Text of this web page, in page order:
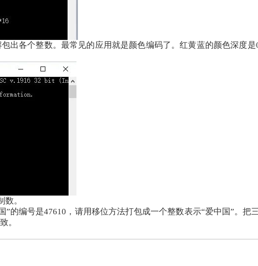
各个整数。最常见的应用就是颜色编码了。红黄蓝的颜色深度是
。
”的编号是47610，请用移位方法打包成一个整数表示“爱中国”。
。